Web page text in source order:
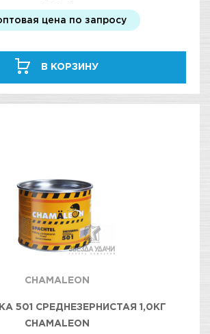
цена по запросу
В КОРЗИНУ
CHAMALEON
501 СРЕДНЕЗЕРНИСТАЯ 1,0КГ
CHAMALEON